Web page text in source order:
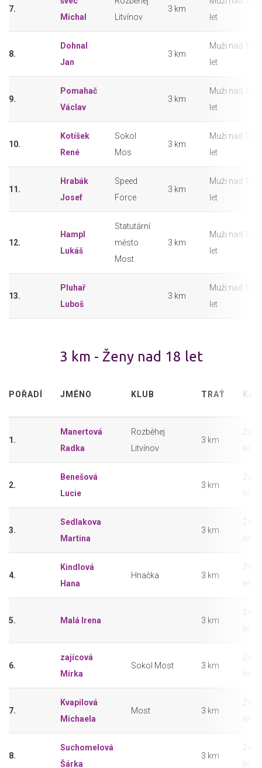
7.
Michal
Litvínov
3 km
let
8.
Dohnal
Jan
3 km
Muži nad 18
let
9.
Pomahač
Václav
3 km
Muži nad 18
let
10.
Kotíšek
René
Sokol
Mos
3 km
Muži nad 18
let
11.
Hrabák
Josef
Speed
Force
3 km
Muži nad 18
let
12.
Hampl
Lukáš
Statutární
město
Most
3 km
Muži nad 18
let
13.
Pluhař
Luboš
3 km
Muži nad 18
let
3 km - Ženy nad 18 let
POŘADÍ JMÉNO KLUB TRAŤ
1.
Manertová
Radka
Rozběhej
Litvínov
3 km
let
2.
Benešová
Lucie
3 km
let
3.
Sedlakova
Martina
3 km
let
4.
Kindlová
Hana
Hnačka 3 km
let
5. Malá Irena 3 km
let
6.
zajícová
Mirka
Sokol Most 3 km
let
7.
Kvapilová
Michaela
Most 3 km
let
8.
Suchomelová
Šárka
3 km
let